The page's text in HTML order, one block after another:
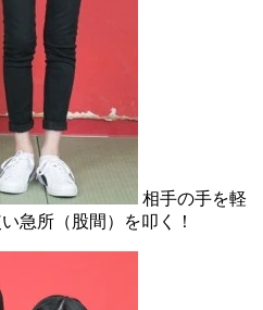
相手の手を軽
急所（股間）を叩く！